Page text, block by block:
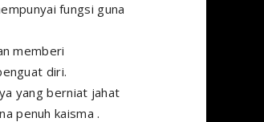
fungsi guna
memberi
diri.
yang berniat jahat
penuh kaisma .